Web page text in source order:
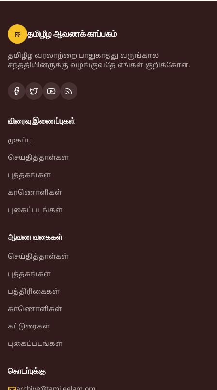
ஈ தமிழீழ ஆவணக் காப்பகம்
தமிழீழ வரலாற்றை பாதுகாத்து வருங்கால
சந்ததியினருக்கு வழங்குவதே எங்கள் குறிக்கோள்.
விரைவு இணைப்புகள்
முகப்பு
செய்தித்தாள்கள்
புத்தகங்கள்
காணொளிகள்
புகைப்படங்கள்
ஆவண வகைகள்
செய்தித்தாள்கள்
புத்தகங்கள்
பத்திரிகைகள்
காணொளிகள்
கட்டுரைகள்
புகைப்படங்கள்
தொடர்புக்கு